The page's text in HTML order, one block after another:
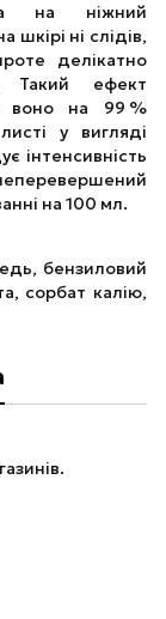
на ніжний
ні слідів,
делікатно
Такий ефект
воно на 99 %
у вигляді
інтенсивність
на 100 мл.
бензиловий
сорбат калію,